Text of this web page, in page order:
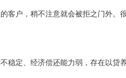
户，稍不注意就会被拒之门外。
定、经济偿还能力弱，存在以贷